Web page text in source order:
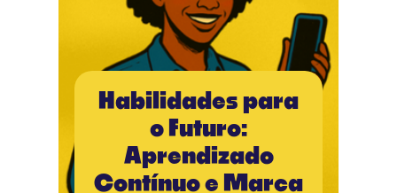
Habilidades para
o Futuro:
Aprendizado
Contínuo e Marca